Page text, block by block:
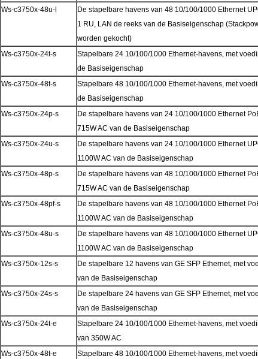
Ws-c3750x-48u-l
De stapelbare havens van 48 10/100/1000 Ethernet
1 RU, LAN de reeks van de Basiseigenschap
worden gekocht)
Ws-c3750x-24t-s
Stapelbare 24 10/100/1000 Ethernet-havens, met
de Basiseigenschap
Ws-c3750x-48t-s
Stapelbare 48 10/100/1000 Ethernet-havens, met
de Basiseigenschap
Ws-c3750x-24p-s
De stapelbare havens van 24 10/100/1000 Ethernet
715W AC van de Basiseigenschap
Ws-c3750x-24u-s
De stapelbare havens van 24 10/100/1000 Ethernet
1100W AC van de Basiseigenschap
Ws-c3750x-48p-s
De stapelbare havens van 48 10/100/1000 Ethernet
715W AC van de Basiseigenschap
Ws-c3750x-48pf-s
De stapelbare havens van 48 10/100/1000 Ethernet
1100W AC van de Basiseigenschap
Ws-c3750x-48u-s
De stapelbare havens van 48 10/100/1000 Ethernet
1100W AC van de Basiseigenschap
Ws-c3750x-12s-s
De stapelbare 12 havens van GE SFP Ethernet, met
van de Basiseigenschap
Ws-c3750x-24s-s
De stapelbare 24 havens van GE SFP Ethernet, met
van de Basiseigenschap
Ws-c3750x-24t-e
Stapelbare 24 10/100/1000 Ethernet-havens, met
van 350W AC
Ws-c3750x-48t-e
Stapelbare 48 10/100/1000 Ethernet-havens, met